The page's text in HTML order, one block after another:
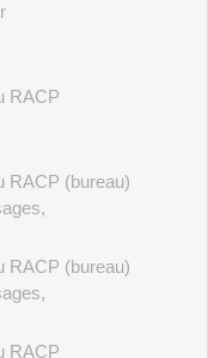
RACP
RACP (bureau)
,
RACP (bureau)
,
RACP